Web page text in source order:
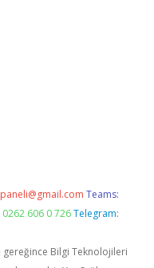
Teams:
606 0 726 Telegram:
gereğince Bilgi Teknolojileri